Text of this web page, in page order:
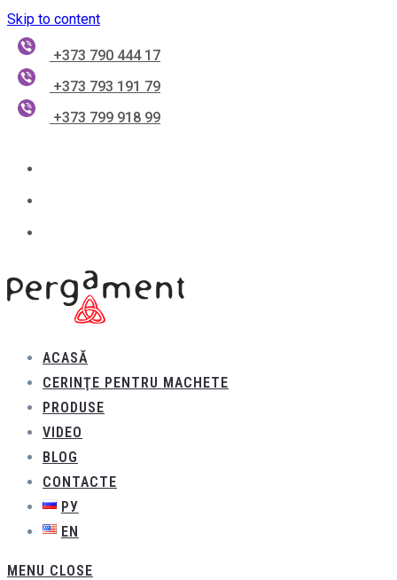
Skip to content
+373 790 444 17
+373 793 191 79
+373 799 918 99
ACASĂ
CERINŢE PENTRU MACHETE
PRODUSE
VIDEO
BLOG
CONTACTE
РУ
EN
MENU CLOSE